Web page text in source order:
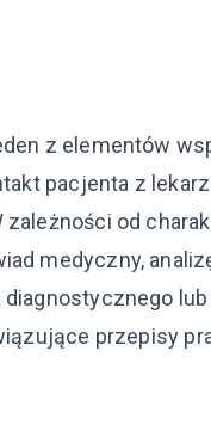
z elementów
pacjenta z
od
medyczny,
przepisy